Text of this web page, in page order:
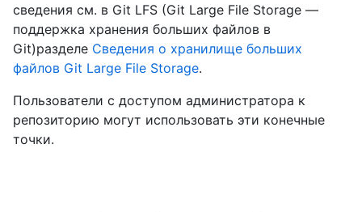
сведения см. в Git LFS (Git Large File Storage —
поддержка хранения больших файлов в
Git)разделе Сведения о хранилище больших
файлов Git Large File Storage.
Пользователи с доступом администратора к
репозиторию могут использовать эти конечные
точки.